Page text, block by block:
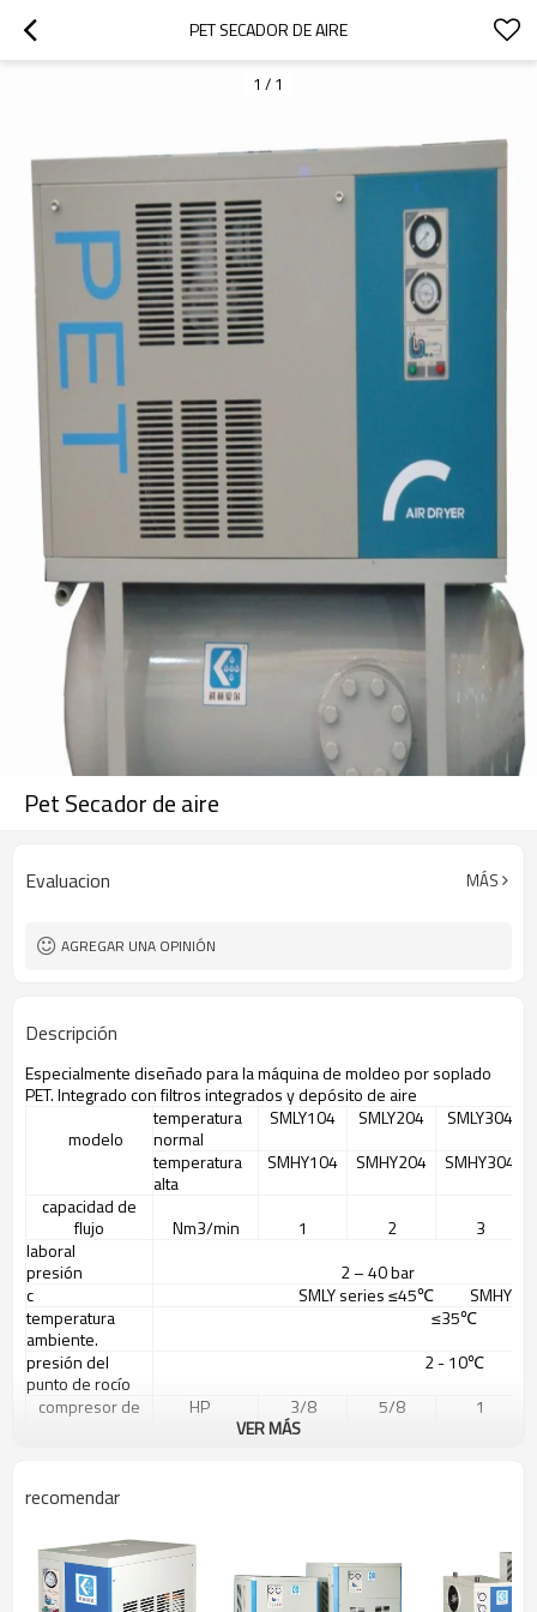
PET SECADOR DE AIRE
1 / 1
Pet Secador de aire
Evaluacion MÁS
AGREGAR UNA OPINIÓN
Descripción
Especialmente diseñadopara la máquina demoldeo por soplado
PET.Integrado confiltros integradosydepósito de aire
modelo
temperatura
normal
SMLY104 SMLY204 SMLY304
temperatura
alta
SMHY104 SMHY204 SMHY304
capacidad de
flujo
Nm3/min 1 2
3
laboral
presión
2 – 40 bar
c
SMLY series ≤45℃ SMHY
temperatura
ambiente.
≤35℃
presión del
punto derocío
2 - 10℃
compresor de
HP 3/8 5/8
1
fuente
observación
0,01 ppm
de aceite residualcontenido (configurar 3
filtros)
0.01μm
de partículas de contenido ( configurar 3 filtros)
VER MÁS
recomendar